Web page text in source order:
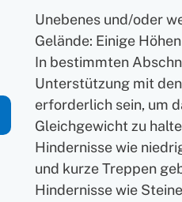
Unebenes und/oder
Gelände: Einige
In bestimmten
Unterstützung mit
erforderlich sein, um
Gleichgewicht zu
Hindernisse wie
und kurze Treppen
Hindernisse wie